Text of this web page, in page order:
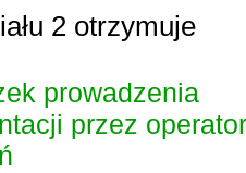
2 otrzymuje
prowadzenia
przez